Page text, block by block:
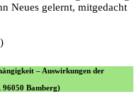
Neues gelernt, mitgedacht
)
– Auswirkungen der
Bamberg)